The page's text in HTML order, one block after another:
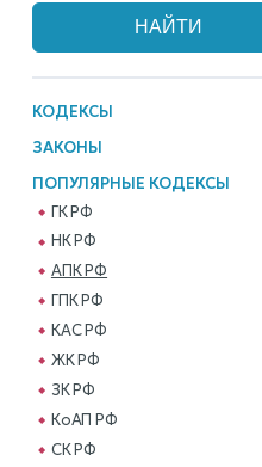
КОДЕКСЫ
ЗАКОНЫ
ПОПУЛЯРНЫЕ КОДЕКСЫ
ГК РФ
НК РФ
АПК РФ
ГПК РФ
КАС РФ
ЖК РФ
ЗК РФ
КоАП РФ
СК РФ